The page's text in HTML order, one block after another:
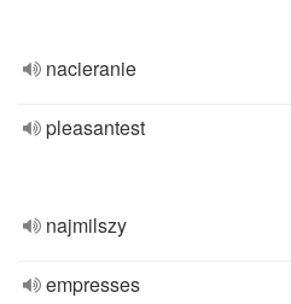
nacieranie
pleasantest
najmilszy
empresses